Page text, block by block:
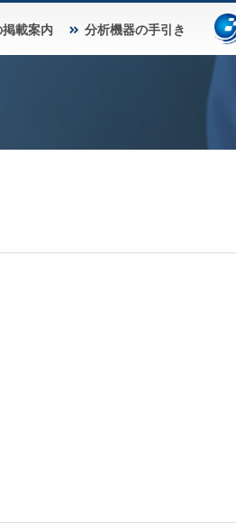
載案内 分析機器の手引き